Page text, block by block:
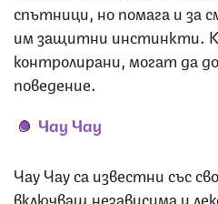
спътници, но помага и за
им защитни инстинкти.
контролирани, могат да
поведение.
Чау Чау
Чау Чау са известни със
включващ независима и